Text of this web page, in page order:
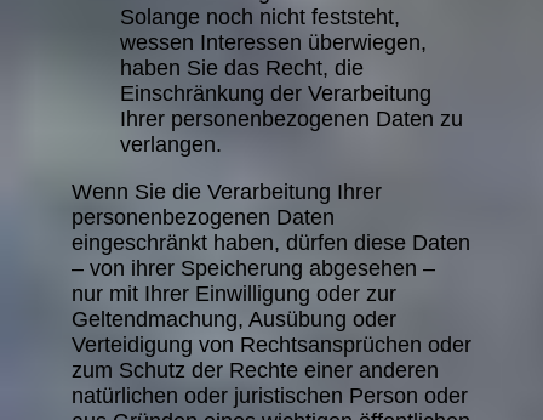
Solange noch nicht feststeht,
wessen Interessen überwiegen,
haben Sie das Recht, die
Einschränkung der Verarbeitung
Ihrer personenbezogenen Daten zu
verlangen.
Wenn Sie die Verarbeitung Ihrer
personenbezogenen Daten
eingeschränkt haben, dürfen diese Daten
– von ihrer Speicherung abgesehen –
nur mit Ihrer Einwilligung oder zur
Geltendmachung, Ausübung oder
Verteidigung von Rechtsansprüchen oder
zum Schutz der Rechte einer anderen
natürlichen oder juristischen Person oder